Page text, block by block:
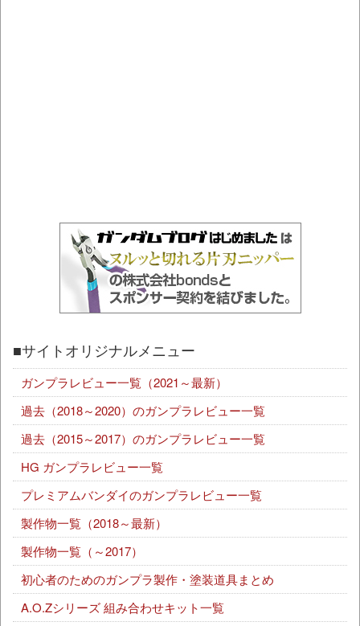
■サイトオリジナルメニュー
ガンプラレビュー一覧（2021～最新）
過去（2018～2020）のガンプラレビュー一覧
過去（2015～2017）のガンプラレビュー一覧
HG ガンプラレビュー一覧
プレミアムバンダイのガンプラレビュー一覧
製作物一覧（2018～最新）
製作物一覧（～2017）
初心者のためのガンプラ製作・塗装道具まとめ
A.O.Zシリーズ 組み合わせキット一覧